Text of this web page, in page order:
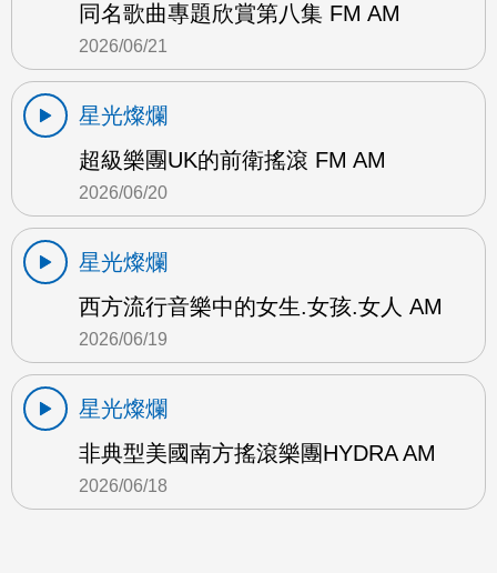
同名歌曲專題欣賞第八集 FM AM
2026/06/21
星光燦爛
超級樂團UK的前衛搖滾 FM AM
2026/06/20
星光燦爛
西方流行音樂中的女生.女孩.女人 AM
2026/06/19
星光燦爛
非典型美國南方搖滾樂團HYDRA AM
2026/06/18